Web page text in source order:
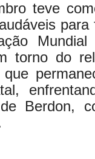
teve
para
torno do
Berdon,